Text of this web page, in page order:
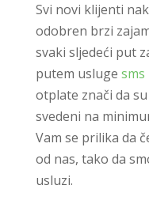
Svi novi klijenti
odobren brzi
svaki sljedeći put
putem usluge sms
otplate znači da
svedeni na
Vam se prilika da
od nas, tako da
usluzi.